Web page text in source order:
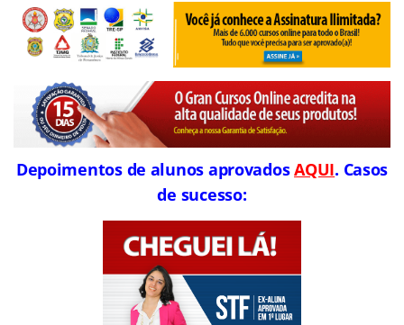
Depoimentos de alunos aprovadosAQUI. Casos
de sucesso: